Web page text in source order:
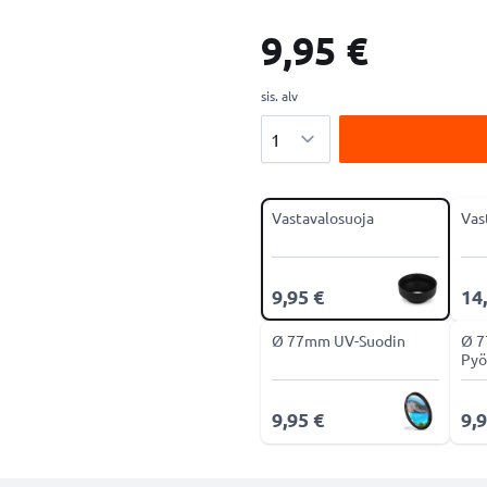
9,95 €
sis. alv
Vastavalosuoja
9,95 €
Ø 77mm UV-Suodin
9,95 €
Ø